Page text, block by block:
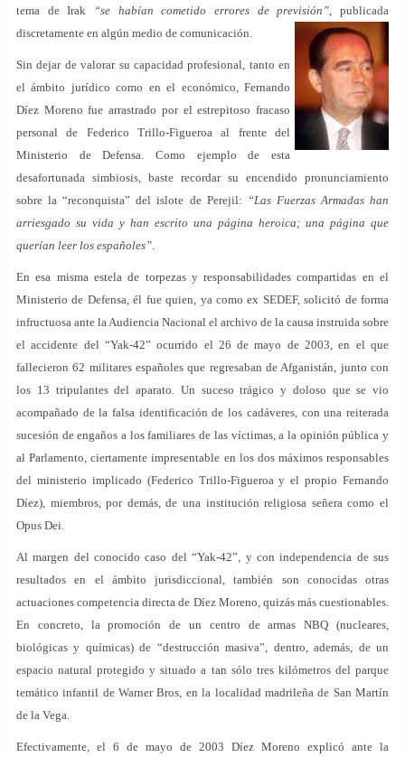
tema de Irak “se habían cometido errores de previsión”, publicada
discretamente en algún medio de comunicación.
Sin dejar de valorar su capacidad profesional, tanto en
el ámbito jurídico como en el económico, Fernando
Díez Moreno fue arrastrado por el estrepitoso fracaso
personal de Federico Trillo-Figueroa al frente del
Ministerio de Defensa. Como ejemplo de esta
desafortunada simbiosis, baste recordar su encendido pronunciamiento
sobre la “reconquista” del islote de Perejil: “Las Fuerzas Armadas han
arriesgado su vida y han escrito una página heroica; una página que
querían leer los españoles”.
En esa misma estela de torpezas y responsabilidades compartidas en el
Ministerio de Defensa, él fue quien, ya como ex SEDEF, solicitó de forma
infructuosa ante la Audiencia Nacional el archivo de la causa instruida sobre
el accidente del “Yak-42” ocurrido el 26 de mayo de 2003, en el que
fallecieron 62 militares españoles que regresaban de Afganistán, junto con
los 13 tripulantes del aparato. Un suceso trágico y doloso que se vio
acompañado de la falsa identificación de los cadáveres, con una reiterada
sucesión de engaños a los familiares de las víctimas, a la opinión pública y
al Parlamento, ciertamente impresentable en los dos máximos responsables
del ministerio implicado (Federico Trillo-Figueroa y el propio Fernando
Díez), miembros, por demás, de una institución religiosa señera como el
Opus Dei.
Al margen del conocido caso del “Yak-42”, y con independencia de sus
resultados en el ámbito jurisdiccional, también son conocidas otras
actuaciones competencia directa de Díez Moreno, quizás más cuestionables.
En concreto, la promoción de un centro de armas NBQ (nucleares,
biológicas y químicas) de “destrucción masiva”, dentro, además, de un
espacio natural protegido y situado a tan sólo tres kilómetros del parque
temático infantil de Warner Bros, en la localidad madrileña de San Martín
de la Vega.
Efectivamente, el 6 de mayo de 2003 Díez Moreno explicó ante la